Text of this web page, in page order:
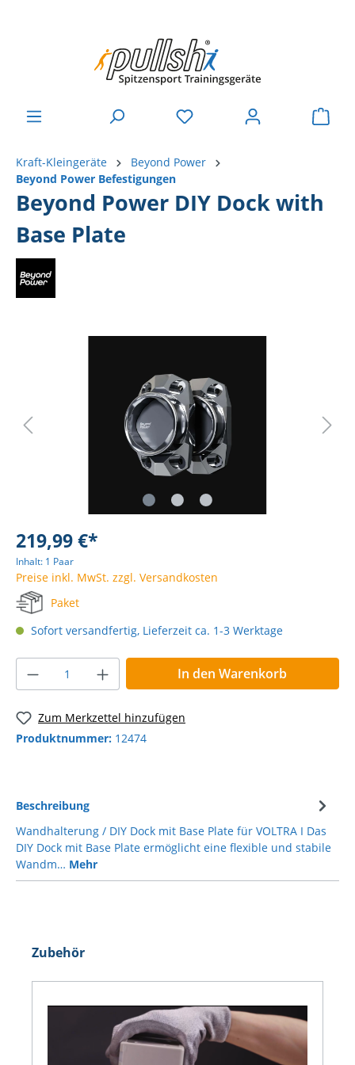
Kraft-Kleingeräte
Beyond Power
Beyond Power Befestigungen
Beyond Power DIY Dock with
Base Plate
219,99 €*
Inhalt: 1 Paar
Preise inkl. MwSt. zzgl. Versandkosten
Paket
Sofort versandfertig, Lieferzeit ca. 1-3 Werktage
In den Warenkorb
Zum Merkzettel hinzufügen
Produktnummer: 12474
Beschreibung
Wandhalterung / DIY Dock mit Base Plate für VOLTRA I Das
DIY Dock mit Base Plate ermöglicht eine flexible und stabile
Wandm… Mehr
Zubehör